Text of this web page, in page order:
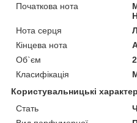
Початкова нота
Нота серця
Кінцева нота
Об`єм
Класифікація
Користувальницькі
Стать